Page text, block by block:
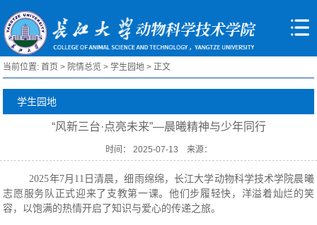
当前位置:首页 > 院情总览 >学生园地 > 正文
学生园地
“风新三台·点亮未来”—晨曦精神与少年同行
时间： 2025-07-13 来源：
2025年7月11日清晨，细雨绵绵，长江大学动物科学技术学院晨曦
志愿服务队正式迎来了支教第一课。他们步履轻快，洋溢着灿烂的笑
容，以饱满的热情开启了知识与爱心的传递之旅。